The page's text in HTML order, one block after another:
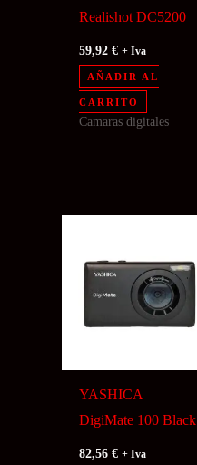
Realishot DC5200
59,92€ + Iva
AÑADIR AL
CARRITO
Camaras digitales
YASHICA
DigiMate 100 Black
82,56€ + Iva